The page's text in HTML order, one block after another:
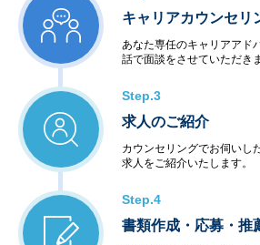
キャリアカウンセリ
あなた専任のキャリアアド
話で面談をさせていただき
Step.3
求人のご紹介
カウンセリングでお伺いし
求人をご紹介いたします。
Step.4
書類作成・応募・推